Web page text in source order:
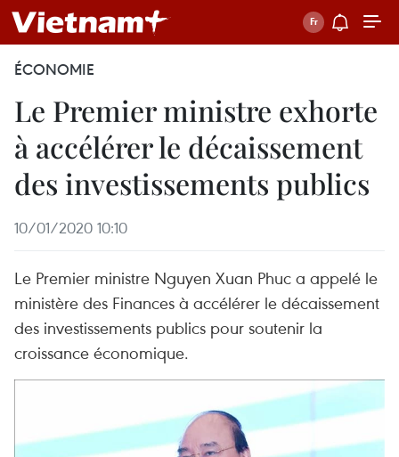
ÉCONOMIE
Le Premier ministre exhorte
à accélérer le décaissement
des investissements publics
10/01/2020 10:10
Le Premier ministre Nguyen Xuan Phuc a appelé le
ministère des Finances à accélérer le décaissement
des investissements publics pour soutenir la
croissance économique.